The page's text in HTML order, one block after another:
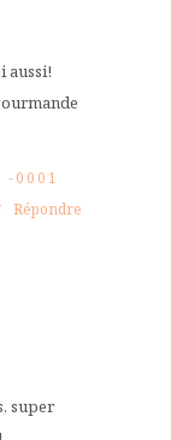
aussi!
-0001
Répondre
super